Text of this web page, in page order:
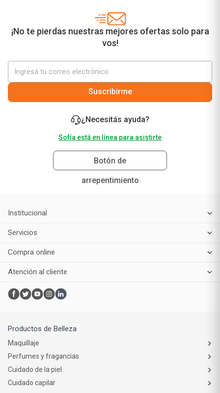
¡No te pierdas nuestras mejores ofertas solo para
vos!
Suscribirme
¿Necesitás ayuda?
Sofía está en línea para asistirte
Botón de
arrepentimiento
Institucional
Servicios
Compra online
Atención al cliente
Productos de Belleza
Maquillaje
Perfumes y fragancias
Cuidado de la piel
Cuidado capilar